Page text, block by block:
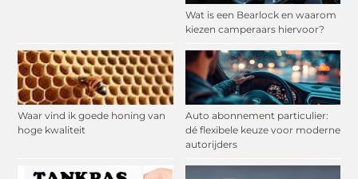
Wat is een Bearlock en waarom
kiezen camperaars hiervoor?
Waar vind ik goede honing van
hoge kwaliteit
Auto abonnement particulier:
dé flexibele keuze voor moderne
autorijders